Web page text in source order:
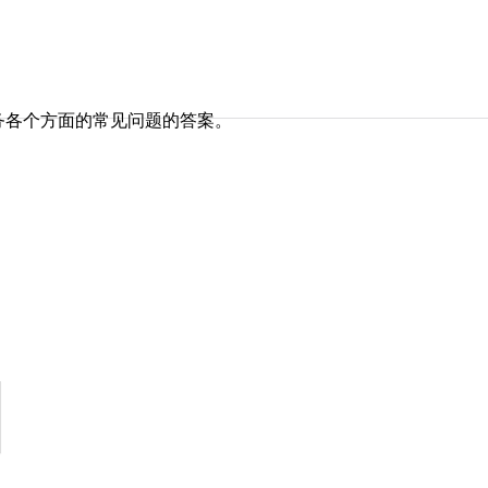
个方面的常见问题的答案。